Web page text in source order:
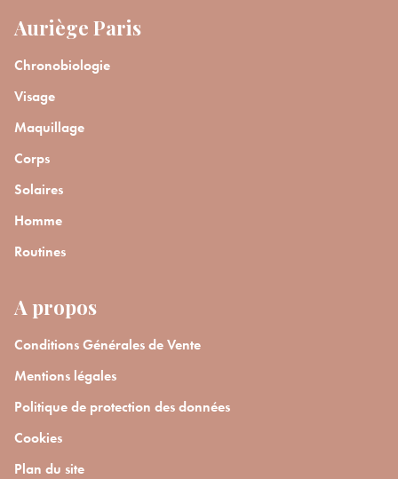
Auriège Paris
Chronobiologie
Visage
Maquillage
Corps
Solaires
Homme
Routines
A propos
Conditions Générales de Vente
Mentions légales
Politique de protection des données
Cookies
Plan du site